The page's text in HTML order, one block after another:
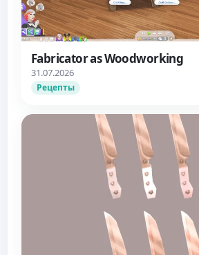
Fabricator as Woodworking
31.07.2026
Рецепты